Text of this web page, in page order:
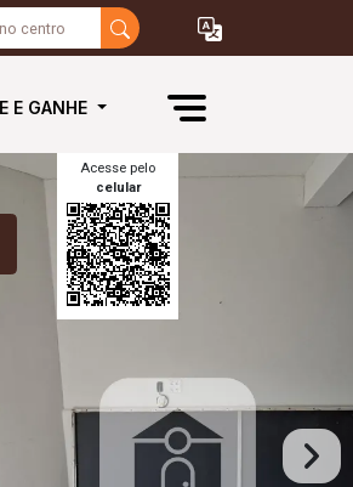
E GANHE
Acesse pelo
celular